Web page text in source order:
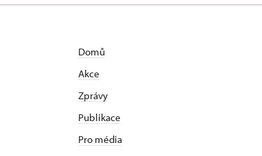
Domů
Akce
Zprávy
Publikace
Pro média